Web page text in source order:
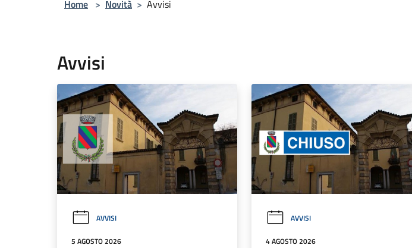
Home > Novità > Avvisi
Avvisi
AVVISI
5 AGOSTO 2026
AVVISI
4 AGOSTO 2026